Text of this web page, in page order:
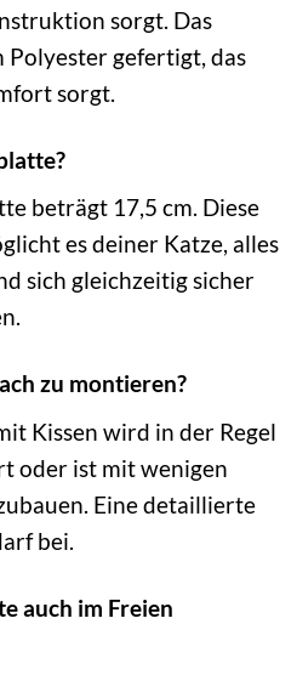
sorgt. Das
Polyester gefertigt, das
sorgt.
beträgt 17,5 cm. Diese
es deiner Katze, alles
sich gleichzeitig sicher
zu montieren?
Kissen wird in der Regel
oder ist mit wenigen
Eine detaillierte
bei.
auch im Freien